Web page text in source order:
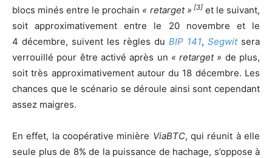
blocs minés entre le prochain « retarget » [3]et le suivant,
soit approximativement entre le 20 novembre et le
4 décembre, suivent les règles du BIP 141, Segwitsera
verrouillé pour être activé après un « retarget » de plus,
soit très approximativement autour du 18 décembre. Les
chances que le scénario se déroule ainsi sont cependant
assez maigres.
En effet, la coopérative minière ViaBTC, qui réunit à elle
seule plus de 8% de la puissance de hachage, s’oppose à